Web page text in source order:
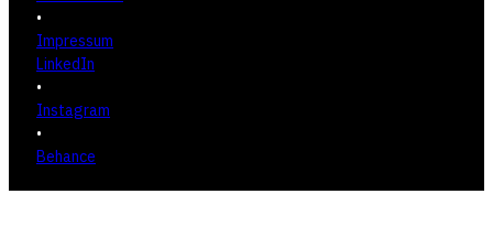
•
Impressum
LinkedIn
•
Instagram
•
Behance